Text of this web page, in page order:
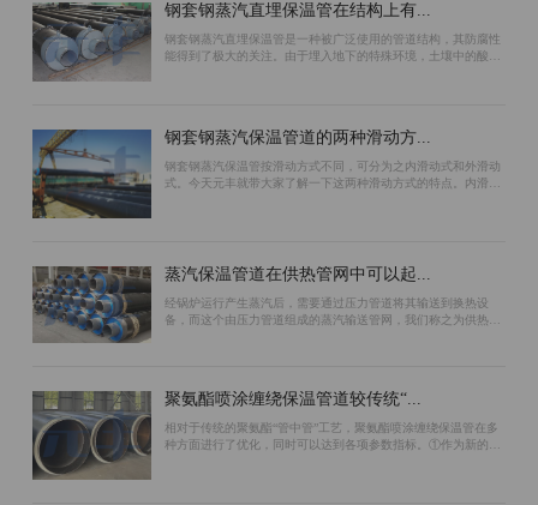
钢套钢蒸汽直埋保温管在结构上有...
钢套钢蒸汽直埋保温管是一种被广泛使用的管道结构，其防腐性
能得到了极大的关注。由于埋入地下的特殊环境，土壤中的酸碱
钢套钢蒸汽保温管道的两种滑动方...
钢套钢蒸汽保温管按滑动方式不同，可分为之内滑动式和外滑动
式。今天元丰就带大家了解一下这两种滑动方式的特点。内滑动
蒸汽保温管道在供热管网中可以起...
经锅炉运行产生蒸汽后，需要通过压力管道将其输送到换热设
备，而这个由压力管道组成的蒸汽输送管网，我们称之为供热管
聚氨酯喷涂缠绕保温管道较传统“...
相对于传统的聚氨酯“管中管”工艺，聚氨酯喷涂缠绕保温管在多
种方面进行了优化，同时可以达到各项参数指标。①作为新的生